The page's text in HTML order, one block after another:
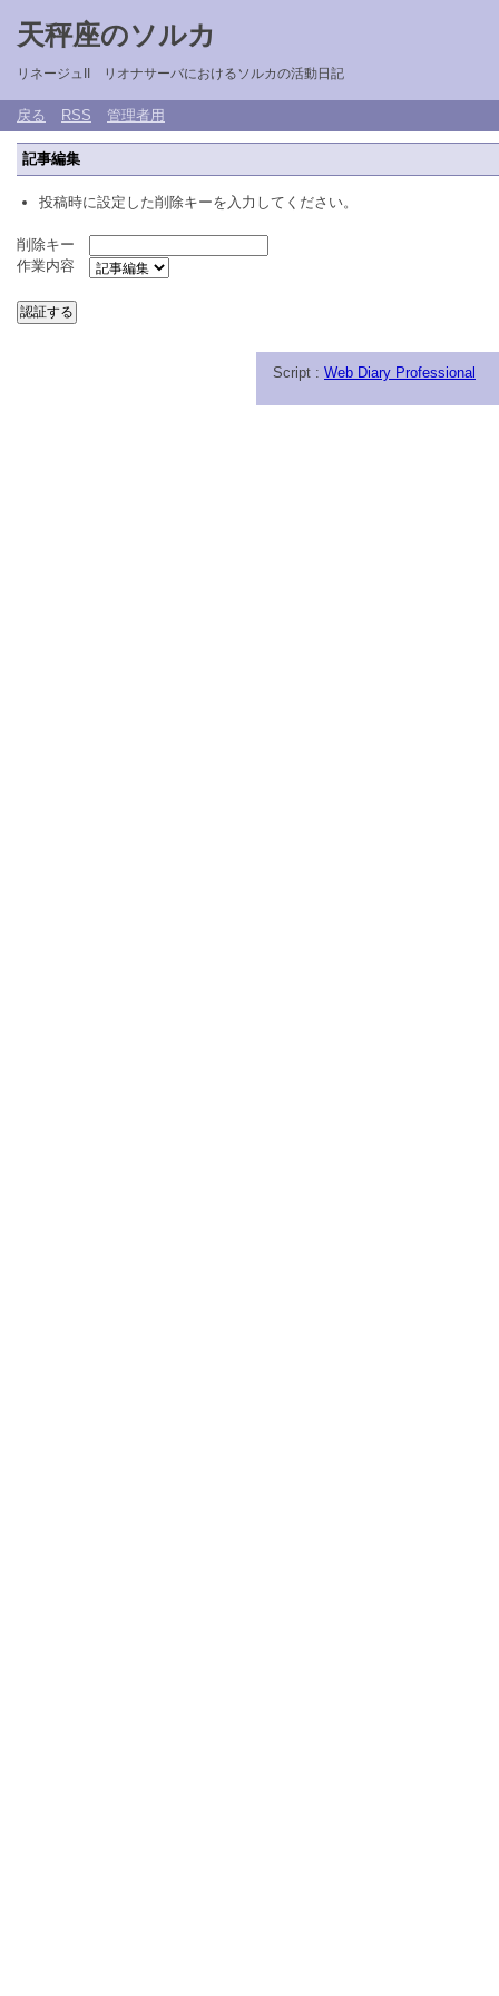
天秤座のソルカ
リネージュII リオナサーバにおけるソルカの活動日記
戻る RSS 管理者用
記事編集
投稿時に設定した削除キーを入力してください。
削除キー
作業内容
Script : Web Diary Professional